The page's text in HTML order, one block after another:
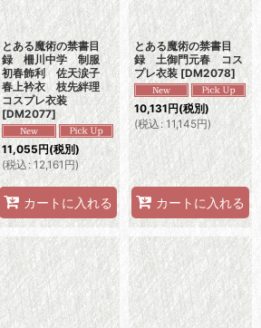
とある魔術の禁書目
録 柵川中学 制服
初春飾利 佐天涙子
春上衿衣 枝先絆理
コスプレ衣装
[DM2077]
11,055円(税別)
(税込: 12,161円)
カートに入れる
とある魔術の禁書目
録 土御門元春 コス
プレ衣装 [DM2078]
10,131円(税別)
(税込: 11,145円)
カートに入れる